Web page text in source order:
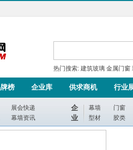
热门搜索: 建筑玻璃 金属门窗
榜 企业库 供求商机 行业
展会快递
幕墙资讯
企
业
幕墙
门窗
型材
胶类